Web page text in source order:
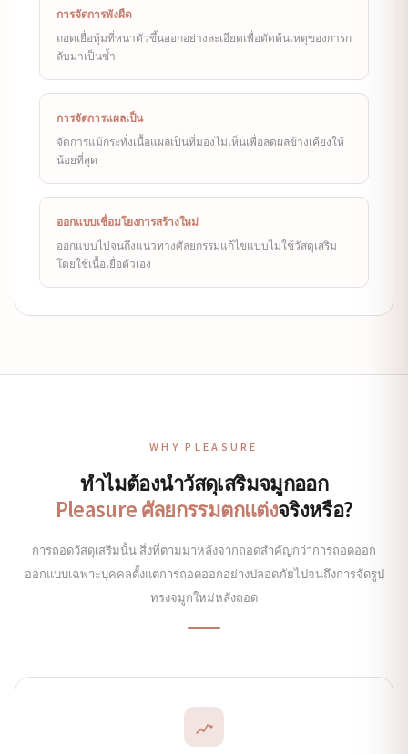
การจัดการพังผืด
ถอดเยื่อหุ้มที่หนาตัวขึ้นออกอย่างละเอียดเพื่อตัดต้นเหตุของการก
ลับมาเป็นซ้ำ
การจัดการแผลเป็น
จัดการแม้กระทั่งเนื้อแผลเป็นที่มองไม่เห็นเพื่อลดผลข้างเคียงให้
น้อยที่สุด
ออกแบบเชื่อมโยงการสร้างใหม่
ออกแบบไปจนถึงแนวทางศัลยกรรมแก้ไขแบบไม่ใช้วัสดุเสริม
โดยใช้เนื้อเยื่อตัวเอง
WHY PLEASURE
ทำไมต้องนำวัสดุเสริมจมูกออก
Pleasure ศัลยกรรมตกแต่งจริงหรือ?
การถอดวัสดุเสริมนั้น สิ่งที่ตามมาหลังจากถอดสำคัญกว่าการถอดออก
ออกแบบเฉพาะบุคคลตั้งแต่การถอดออกอย่างปลอดภัยไปจนถึงการจัดรูป
ทรงจมูกใหม่หลังถอด